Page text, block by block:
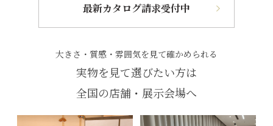
最新カタログ請求受付中
大きさ・質感・雰囲気を見て確かめられる
実物を見て選びたい方は
全国の店舗・展示会場へ